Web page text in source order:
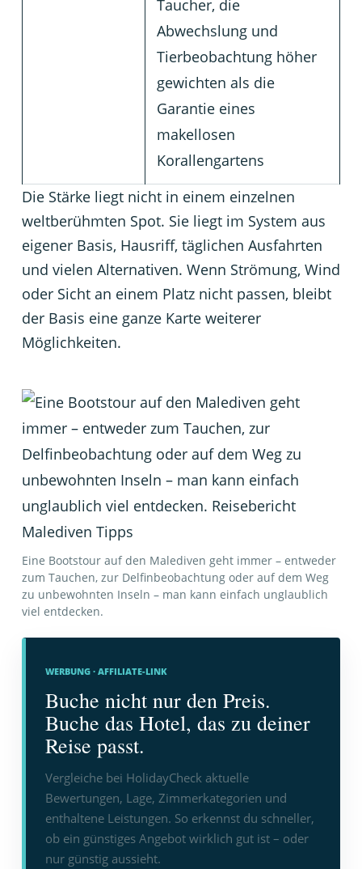
Taucher, die
Abwechslung und
Tierbeobachtung höher
gewichten als die
Garantie eines
makellosen
Korallengartens
Die Stärke liegt nicht in einem einzelnen
weltberühmten Spot. Sie liegt im System aus
eigener Basis, Hausriff, täglichen Ausfahrten
und vielen Alternativen. Wenn Strömung, Wind
oder Sicht an einem Platz nicht passen, bleibt
der Basis eine ganze Karte weiterer
Möglichkeiten.
Eine Bootstour auf den Malediven geht immer – entweder
zum Tauchen, zur Delfinbeobachtung oder auf dem Weg
zu unbewohnten Inseln – man kann einfach unglaublich
viel entdecken.
WERBUNG · AFFILIATE-LINK
Buche nicht nur den Preis.
Buche das Hotel, das zu deiner
Reise passt.
Vergleiche bei HolidayCheck aktuelle
Bewertungen, Lage, Zimmerkategorien und
enthaltene Leistungen. So erkennst du schneller,
ob ein günstiges Angebot wirklich gut ist – oder
nur günstig aussieht.